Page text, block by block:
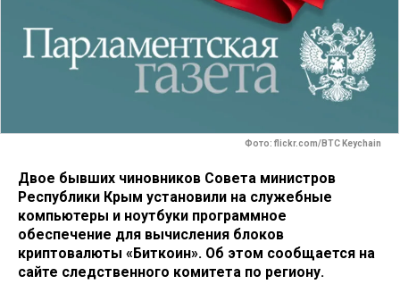
Фото: flickr.com/BTC Keychain
Двое бывших чиновников Совета министров
Республики Крым установили на служебные
компьютеры и ноутбуки программное
обеспечение для вычисления блоков
криптовалюты «Биткоин». Об этом сообщается на
сайте следственного комитета по региону.